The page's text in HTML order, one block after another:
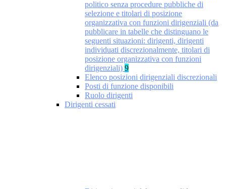
politico senza procedure pubbliche di
selezione e titolari di posizione
organizzativa con funzioni dirigenziali (da
pubblicare in tabelle che distinguano le
seguenti situazioni: dirigenti, dirigenti
individuati discrezionalmente, titolari di
posizione organizzativa con funzioni
dirigenziali) 9
Elenco posizioni dirigenziali discrezionali
Posti di funzione disponibili
Ruolo dirigenti
Dirigenti cessati